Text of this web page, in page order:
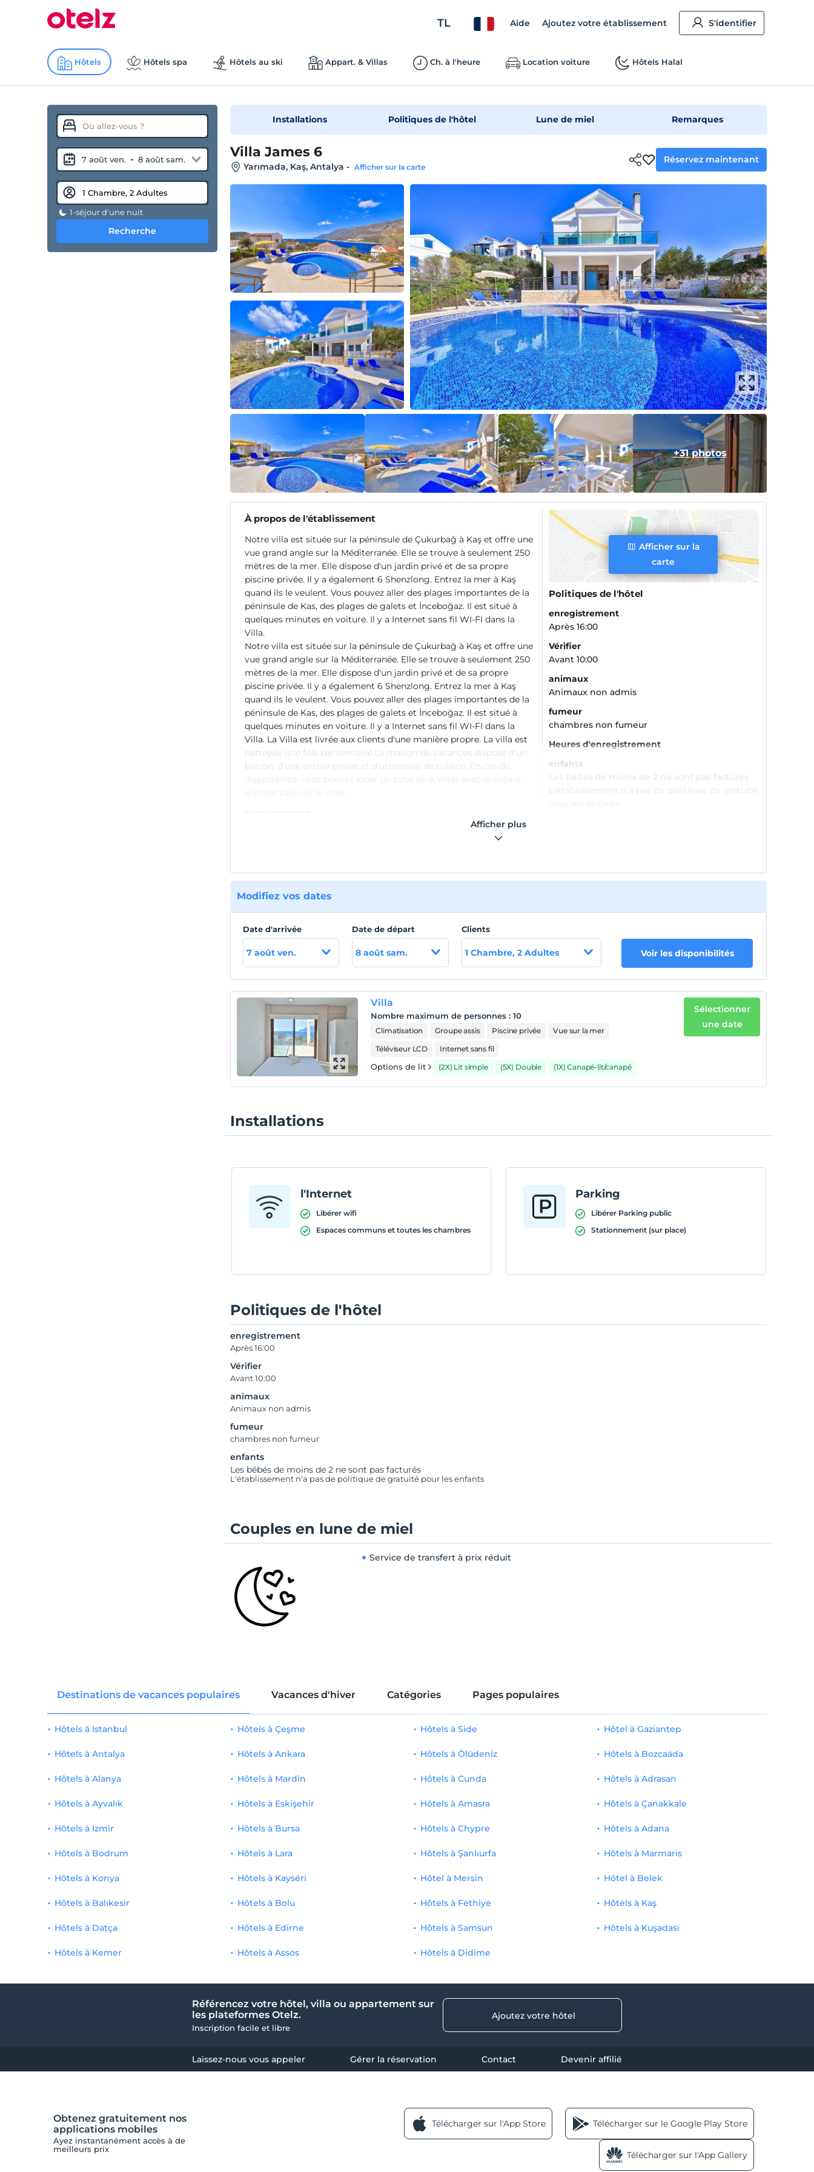
TL Aide Ajoutez votre établissement S'identifier
Hôtels Hôtels spa Hôtels au ski Appart. & Villas Ch. à l'heure Location voiture Hôtels Halal
7 août ven. - 8 août sam.
1-séjour d'une nuit
Recherche
Installations Politiques de l'hôtel Lune de miel Remarques
Villa James 6
Yarımada, Kaş, Antalya - Afficher sur la carte
Réservez maintenant
+31 photos
À propos de l'établissement
Notre villa est située sur la péninsule de Çukurbağ à Kaş et offre une
vue grand angle sur la Méditerranée. Elle se trouve à seulement 250
mètres de la mer. Elle dispose d'un jardin privé et de sa propre
piscine privée. Il y a également 6 Shenzlong. Entrez la mer à Kaş
quand ils le veulent. Vous pouvez aller des plages importantes de la
péninsule de Kas, des plages de galets et İnceboğaz. Il est situé à
quelques minutes en voiture. Il y a Internet sans fil WI-FI dans la
Villa.
Notre villa est située sur la péninsule de Çukurbağ à Kaş et offre une
vue grand angle sur la Méditerranée. Elle se trouve à seulement 250
mètres de la mer. Elle dispose d'un jardin privé et de sa propre
piscine privée. Il y a également 6 Shenzlong. Entrez la mer à Kaş
quand ils le veulent. Vous pouvez aller des plages importantes de la
péninsule de Kas, des plages de galets et İnceboğaz. Il est situé à
quelques minutes en voiture. Il y a Internet sans fil WI-FI dans la
Villa. La Villa est livrée aux clients d'une manière propre. La villa est
nettoyée une fois par semaine.La maison de vacances dispose d'un
balcon, d'une entrée privée et d'ustensiles de cuisine. En cas de
disponibilité, vous pouvez louer un total de 6 Villas avec la même
Villa avec piscine privée, adaptée aux grands groupes, avec piscine
Afficher sur la
carte
Politiques de l'hôtel
enregistrement
Après 16:00
Vérifier
Avant 10:00
animaux
Animaux non admis
fumeur
chambres non fumeur
Heures d'enregistrement
enfants
Les bébés de moins de 2 ne sont pas facturés
Afficher plus
Modifiez vos dates
Date d'arrivée
7 août ven.
Date de départ
8 août sam.
Clients
1 Chambre, 2 Adultes Voir les disponibilités
Villa
Nombre maximum de personnes :10
Climatisation Groupe assis Piscine privée
Vue sur la mer
Téléviseur LCD
Internet sans fil
Options de lit (2X) Lit simple (5X) Double (1X) Canapé-lit/canapé
Sélectionner
une date
Installations
l'Internet
Libérer wifi
Espaces communs et toutes les chambres
Parking
Libérer Parking public
Stationnement (sur place)
Politiques de l'hôtel
enregistrement
Après 16:00
Vérifier
Avant 10:00
animaux
Animaux non admis
fumeur
chambres non fumeur
enfants
Les bébés de moins de 2 ne sont pas facturés
L'établissement n'a pas de politique de gratuité pour les enfants
Couples en lune de miel
Service de transfert à prix réduit
Destinations de vacances populaires Vacances d'hiver Catégories Pages populaires
Hôtels à Istanbul
Hôtels à Antalya
Hôtels à Alanya
Hôtels à Ayvalık
Hôtels à Izmir
Hôtels à Çeşme
Hôtels à Ankara
Hôtels à Mardin
Hôtels à Eskişehir
Hôtels à Bursa
Hôtels à Side
Hôtels à Ölüdeniz
Hôtels à Cunda
Hôtels à Amasra
Hôtels à Chypre
Hôtel à Gaziantep
Hôtels à Bozcaáda
Hôtels à Adrasan
Hôtels à Çanakkale
Hôtels à Adana
Hôtels à Bodrum
Hôtels à Konya
Hôtels à Balıkesir
Hôtels à Datça
Hôtels à Kemer
Hôtels à Lara
Hôtels à Kayséri
Hôtels à Bolu
Hôtels à Edirne
Hôtels à Assos
Hôtels à Şanlıurfa
Hôtel à Mersin
Hôtels à Fethiye
Hôtels à Samsun
Hôtels à Didime
Hôtels à Marmaris
Hôtel à Belek
Hôtels à Kaş
Hôtels à Kuşadası
Référencez votre hôtel, villa ou appartement sur
les plateformes Otelz.
Inscription facile et libre
Ajoutez votre hôtel
Laissez-nous vous appeler Gérer la réservation Contact Devenir affilié
Obtenez gratuitement nos
applications mobiles
Ayez instantanément accès à de
meilleurs prix
Télécharger sur l'App Store Télécharger sur le Google Play Store
Télécharger sur l'App Gallery